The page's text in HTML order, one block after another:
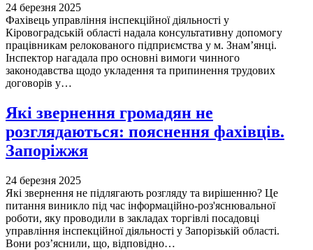
24 березня 2025
Фахівець управління інспекційної діяльності у
Кіровоградській області надала консультативну допомогу
працівникам релокованого підприємства у м. Знам’янці.
Інспектор нагадала про основні вимоги чинного
законодавства щодо укладення та припинення трудових
договорів у…
Які звернення громадян не
розглядаються: пояснення фахівців.
Запоріжжя
24 березня 2025
Які звернення не підлягають розгляду та вирішенню? Це
питання виникло під час інформаційно-роз'яснювальної
роботи, яку проводили в закладах торгівлі посадовці
управління інспекційної діяльності у Запорізькій області.
Вони роз’яснили, що, відповідно…